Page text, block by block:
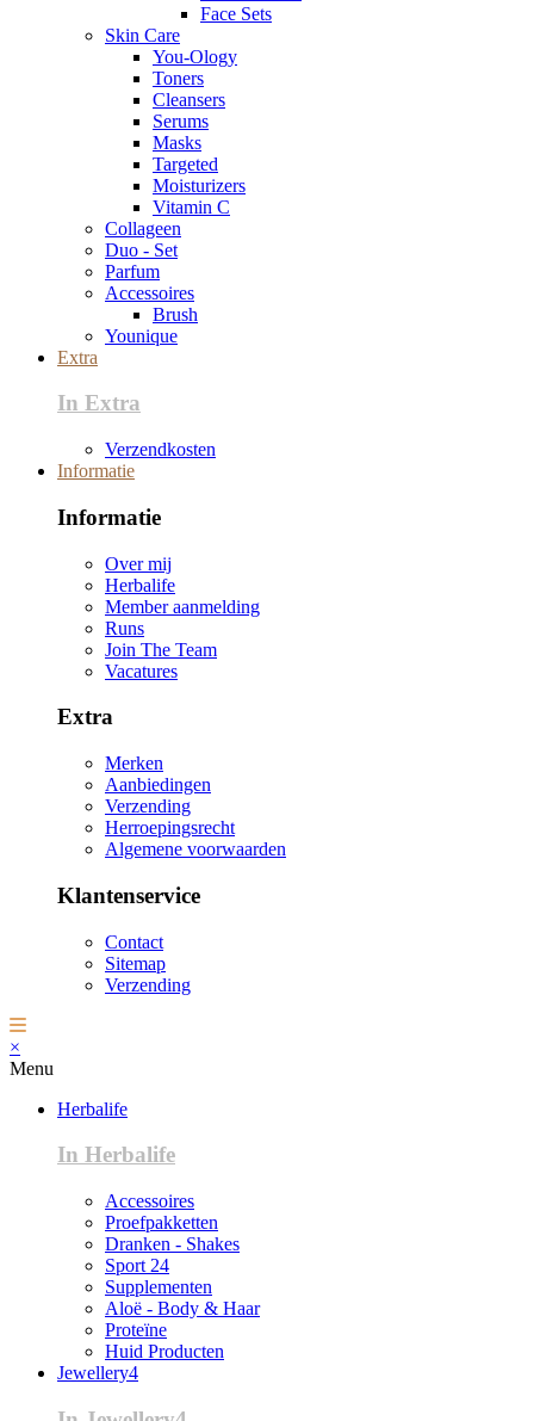
Face Sets
Skin Care
You-Ology
Toners
Cleansers
Serums
Masks
Targeted
Moisturizers
Vitamin C
Collageen
Duo - Set
Parfum
Accessoires
Brush
Younique
Extra
In Extra
Verzendkosten
Informatie
Informatie
Over mij
Herbalife
Member aanmelding
Runs
Join The Team
Vacatures
Extra
Merken
Aanbiedingen
Verzending
Herroepingsrecht
Algemene voorwaarden
Klantenservice
Contact
Sitemap
Verzending
×
Menu
Herbalife
In Herbalife
Accessoires
Proefpakketten
Dranken - Shakes
Sport 24
Supplementen
Aloë - Body & Haar
Proteïne
Huid Producten
Jewellery4